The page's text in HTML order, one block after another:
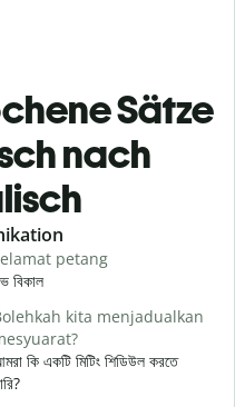
Sätze
nach
petang
বিকাল
kita menjadualkan
কি একটি মিটিং শিডিউল করতে